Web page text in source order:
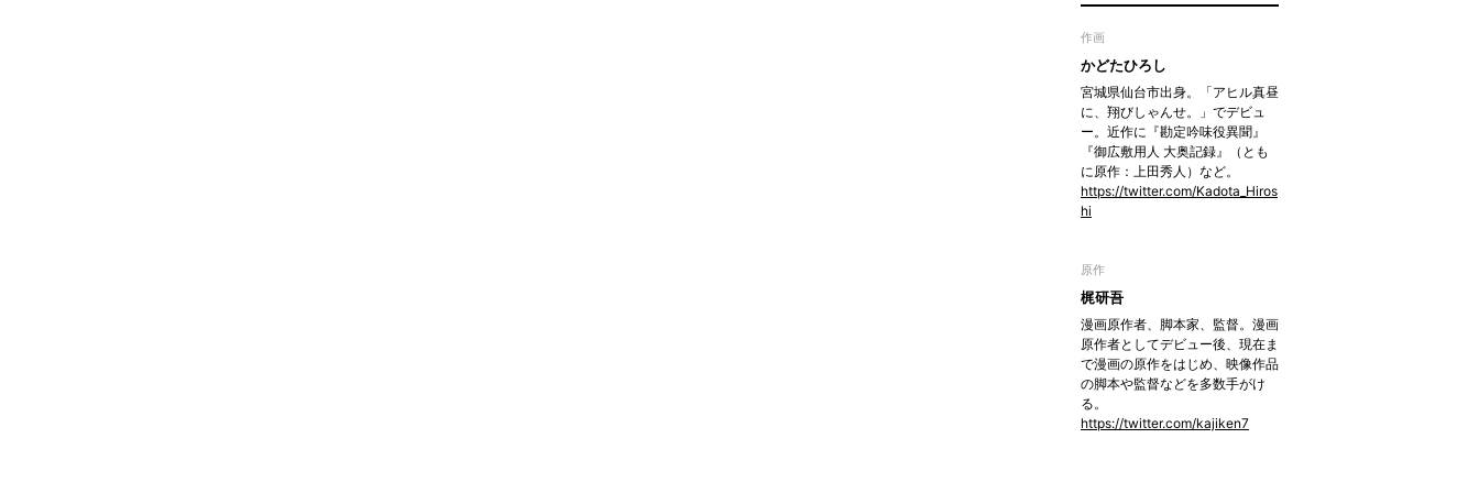
作画
かどたひろし
宮城県仙台市出身。「アヒル真昼
に、翔びしゃんせ。」でデビュ
ー。近作に『勘定吟味役異聞』
『御広敷用人 大奥記録』（とも
に原作：上田秀人）など。
https://twitter.com/Kadota_Hiros
hi
原作
梶研吾
漫画原作者、脚本家、監督。漫画
原作者としてデビュー後、現在ま
で漫画の原作をはじめ、映像作品
の脚本や監督などを多数手がけ
る。
https://twitter.com/kajiken7